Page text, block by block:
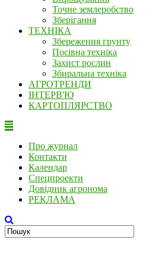
Точне землеробство
Зберігання
ТЕХНІКА
Збереження грунту
Посівна техніка
Захист рослин
Збиральна техніка
АГРОТРЕНДИ
ІНТЕРВ'Ю
КАРТОПЛЯРСТВО
Про журнал
Контакти
Календар
Спецпроекти
Довідник агронома
РЕКЛАМА